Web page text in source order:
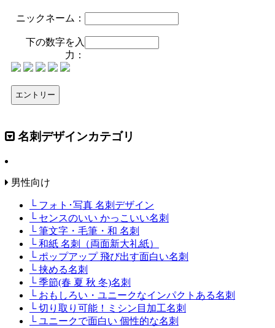
ニックネーム：
下の数字を入
力：
名刺デザインカテゴリ
男性向け
└ フォト･写真 名刺デザイン
└ センスのいい かっこいい名刺
└ 筆文字・毛筆・和 名刺
└ 和紙 名刺（両面新大礼紙）
└ ポップアップ 飛び出す面白い名刺
└ 挟める名刺
└ 季節(春 夏 秋 冬)名刺
└ おもしろい・ユニークなインパクトある名刺
└ 切り取り可能！ミシン目加工名刺
└ ユニークで面白い 個性的な名刺